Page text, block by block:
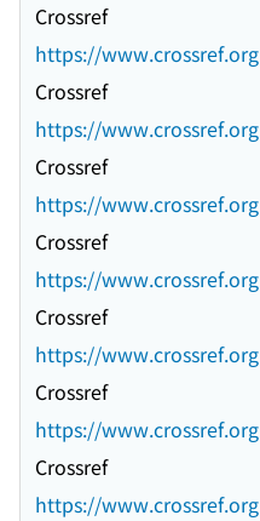
Crossref
https://www.crossref.org
Crossref
https://www.crossref.org
Crossref
https://www.crossref.org
Crossref
https://www.crossref.org
Crossref
https://www.crossref.org
Crossref
https://www.crossref.org
Crossref
https://www.crossref.org